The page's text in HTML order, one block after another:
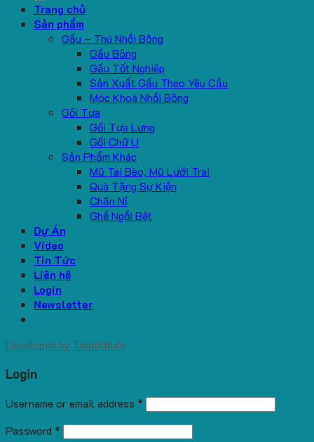
Trang chủ
Sản phẩm
Gấu – Thú Nhồi Bông
Gấu Bông
Gấu Tốt Nghiệp
Sản Xuất Gấu Theo Yêu Cầu
Móc Khoá Nhồi Bông
Gối Tựa
Gối Tựa Lưng
Gối Chữ U
Sản Phẩm Khác
Mũ Tai Bèo, Mũ Lưỡi Trai
Quà Tặng Sự Kiện
Chăn Nỉ
Ghế Ngồi Bệt
Dự Án
Video
Tin Tức
Liên hệ
Login
Newsletter
Developed by Tiepthitute
Login
Username or email address *
Password *